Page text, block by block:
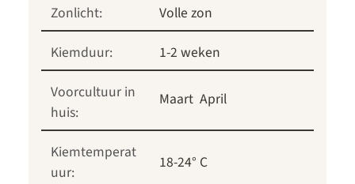
Zonlicht:
Volle zon
Kiemduur:
1-2 weken
Voorcultuur in
huis:
Maart April
Kiemtemperat
uur:
18-24° C